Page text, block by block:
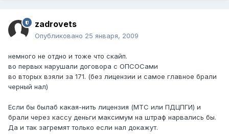
zadrovets
Опубликовано 25 января, 2009
немного не отдно и тоже что скайп.
во первых нарушали договора с ОПСОСами
во вторых взяли за 171. (без лицензии и самое главное брали
черный нал)
Если бы былаб какая-нить лицензия (МТС или ПДЦПГИ) и
брали через кассу деньги максимум на штраф нарвались бы.
Да и так загремят только если нал докажут.